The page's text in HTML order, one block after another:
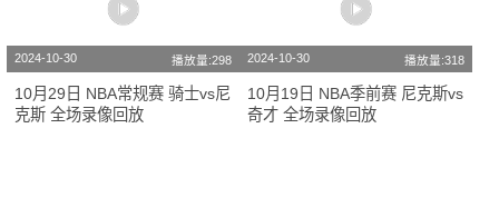
2024-10-30 播放量:298
10月29日 NBA常规赛 骑士vs尼
克斯 全场录像回放
2024-10-30 播放量:318
10月19日 NBA季前赛 尼克斯vs
奇才 全场录像回放